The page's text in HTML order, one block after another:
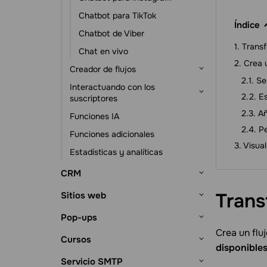
Automatización basada en eventos
Chatbot para TikTok
Chatbot de Viber
Chat en vivo
Creador de flujos
Disparadores de flujo
Elementos del Mensaje
Elemento Acción
Otros elementos
Interactuando con los
suscriptores
Suscriptores y sus datos
Herramientas de suscripción
Chats con suscriptores
Funciones IA
Funciones adicionales
Estadísticas y analíticas
CRM
Primeros pasos
Visualización de tratos
Configuración de canalizaciones
Contactos
Empresas
Tareas
Gestión de tareas
eCommerce
Sitios web
Primeros pasos
Pop-ups
Primeros pasos
Cursos
Primeros pasos
Servicio SMTP
Índice
Crea
Crea un